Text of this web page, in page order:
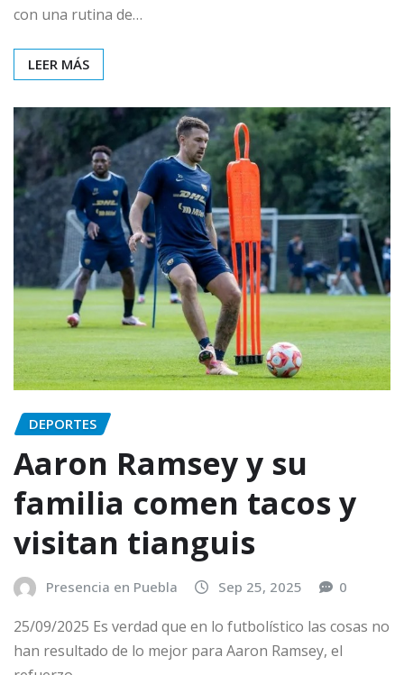
con una rutina de…
LEER MÁS
DEPORTES
Aaron Ramsey y su
familia comen tacos y
visitan tianguis
Presencia en Puebla Sep 25, 2025 0
25/09/2025 Es verdad que en lo futbolístico las cosas no
han resultado de lo mejor para Aaron Ramsey, el